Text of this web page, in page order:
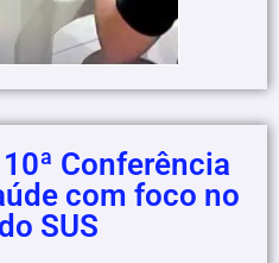
Conferência
com foco no
SUS